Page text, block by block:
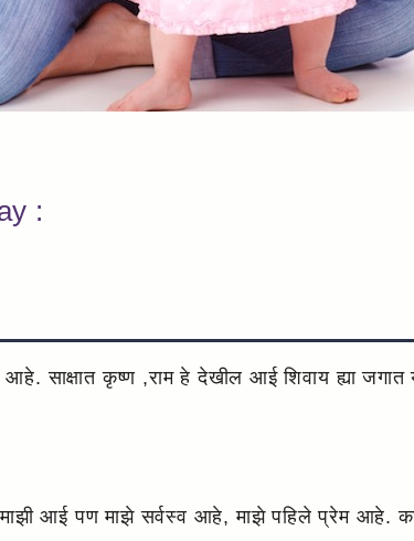
:
साक्षात कृष्ण ,राम हे देखील आई शिवाय ह्या
आई पण माझे सर्वस्व आहे, माझे पहिले प्रेम आहे.